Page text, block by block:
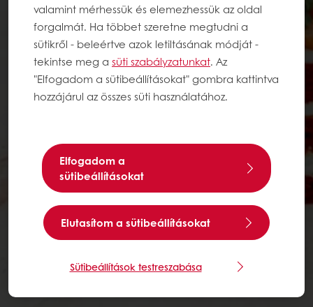
valamint mérhessük és elemezhessük az oldal
forgalmát. Ha többet szeretne megtudni a
sütikről - beleértve azok letiltásának módját -
tekintse meg a süti szabályzatunkat. Az
"Elfogadom a sütibeállításokat" gombra kattintva
hozzájárul az összes süti használatához.
Elfogadom a
sütibeállításokat
Elutasítom a sütibeállításokat
Sütibeállítások testreszabása